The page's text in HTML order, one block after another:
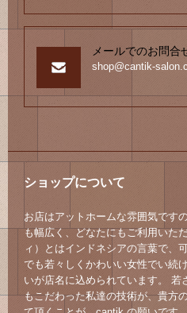
メールでのお問合
shop@cantik-
ショップについて
お店はアットホームな雰囲気です
も幅広く、どなたにもご利用いた
ィ）とはインドネシアの言葉で、
でも若々しくかわいい女性でい続
いが店名に込められています。 若
もこだわった私達の技術が、貴方